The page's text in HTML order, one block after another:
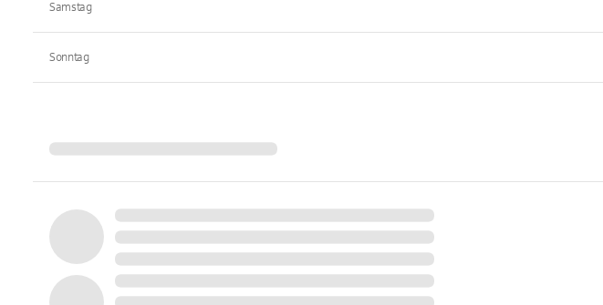
Samstag
Sonntag